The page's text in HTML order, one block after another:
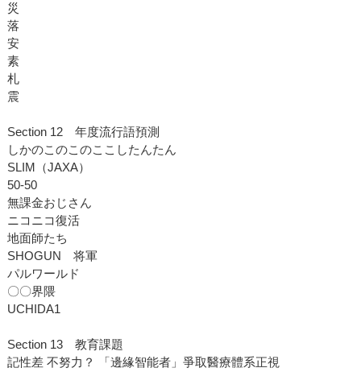
災
落
安
素
札
震
Section 12 年度流行語預測
しかのこのこのここしたんたん
SLIM（JAXA）
50-50
無課金おじさん
ニコニコ復活
地面師たち
SHOGUN 将軍
パルワールド
〇〇界隈
UCHIDA1
Section 13 教育課題
記性差 不努力？ 「邊緣智能者」爭取醫療體系正視